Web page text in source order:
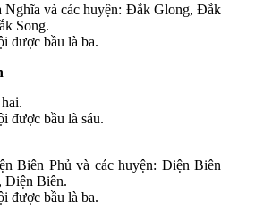
Nghĩa và các huyện: Đắk Glong, Đắk
Song.
được bầu là ba.
được bầu là sáu.
Biên Phủ và các huyện: Điện Biên
Điện Biên.
được bầu là ba.